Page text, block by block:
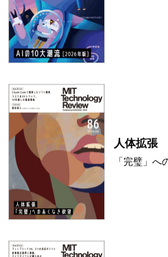
人体拡張
「完璧」へ